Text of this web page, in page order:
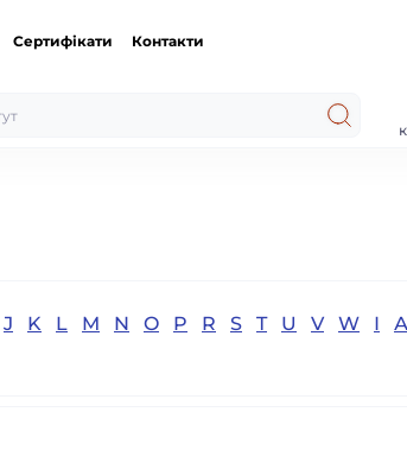
Сертифікати Контакти
J K L M N O P R S T U V W І
А